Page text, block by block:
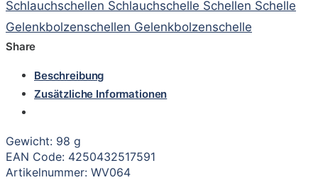
Schlauchschellen Schlauchschelle Schellen Schelle
Gelenkbolzenschellen Gelenkbolzenschelle
Share
Beschreibung
Zusätzliche Informationen
Gewicht: 98 g
EAN Code: 4250432517591
Artikelnummer: WV064